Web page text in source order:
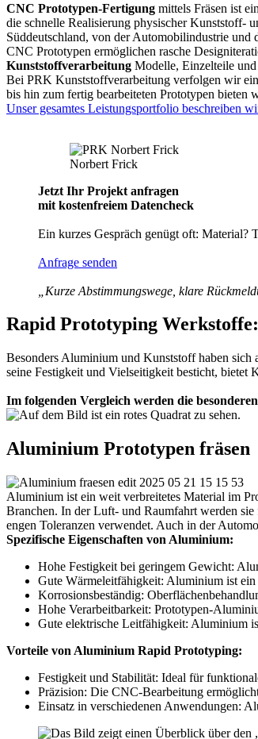
CNC Prototypen-Fertigung mittels Fräsen ist
die schnelle Realisierung physischer Kunststoff-
Süddeutschland, von der Automobilindustrie
CNC Prototypen ermöglichen rasche
Kunststoffverarbeitung Modelle, Einzelteile
Bei PRK Kunststoffverarbeitung verfolgen wir
bis hin zum fertig bearbeiteten Prototypen bieten
Unser gesamtes Leistungsportfolio beschreiben
Norbert Frick
Jetzt Ihr Projekt anfragen
mit kostenfreiem Datencheck
Ein kurzes Gespräch genügt oft: Material?
Anfrage senden
„Kurze Abstimmungswege, klare
Rapid Prototyping
Besonders Aluminium und Kunststoff haben sich
seine Festigkeit und Vielseitigkeit besticht,
Im folgenden Vergleich werden die
Aluminium Prototypen fräsen
Aluminium ist ein weit verbreitetes Material im
Branchen. In der Luft- und Raumfahrt werden
engen Toleranzen verwendet. Auch in der
Spezifische Eigenschaften von Aluminium:
Hohe Festigkeit bei geringem Gewicht:
Gute Wärmeleitfähigkeit: Aluminium ist
Korrosionsbeständig:
Hohe Verarbeitbarkeit: Prototypen-
Gute elektrische Leitfähigkeit: Aluminium
Vorteile von Aluminium Rapid Prototyping:
Festigkeit und Stabilität: Ideal für
Präzision: Die CNC-Bearbeitung
Einsatz in verschiedenen Anwendungen: